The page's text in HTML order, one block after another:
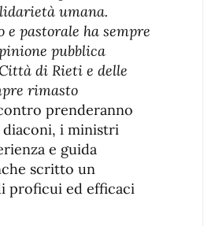
umana.
pastorale ha sempre
pubblica
di Rieti e delle
rimasto
prenderanno
i ministri
e guida
scritto un
proficui ed efficaci